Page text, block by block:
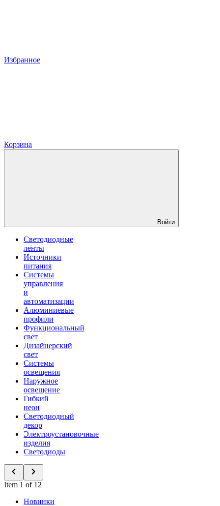
Избранное
Корзина
Войти
Светодиодные
ленты
Источники
питания
Системы
управления
и
автоматизации
Алюминиевые
профили
Функциональный
свет
Дизайнерский
свет
Системы
освещения
Наружное
освещение
Гибкий
неон
Светодиодный
декор
Электроустановочные
изделия
Светодиоды
Item 1 of 12
Новинки